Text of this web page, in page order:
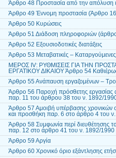
Άρθρο 48 Προστασία από την απόλυση
Άρθρο 49 Έννομη προστασία (Άρθρο
Άρθρο 50 Κυρώσεις
Άρθρο 51 Διάδοση πληροφοριών
Άρθρο 52 Εξουσιοδοτικές διατάξεις
Άρθρο 53 Μεταβατικές – Καταργούμενες
ΜΕΡΟΣ ΙV: ΡΥΘΜΙΣΕΙΣ ΓΙΑ ΤΗΝ
ΕΡΓΑΤΙΚΟΥ ΔΙΚΑΙΟΥ Άρθρο 54
Άρθρο 55 Ανάπαυση εργαζομένων –
Άρθρο 56 Παροχή πρόσθετης εργασίας
παρ. 11 του άρθρου 38 του ν. 1892/
Άρθρο 57 Αμοιβή υπέρβασης χρονικών
και προσθήκη παρ. 6 στο άρθρο 4 του
Άρθρο 58 Συμφωνία περί διευθέτησης
παρ. 12 στο άρθρο 41 του ν. 1892/1990
Άρθρο 59 Αργία
Άρθρο 60 Χρονικό όριο εξάντλησης